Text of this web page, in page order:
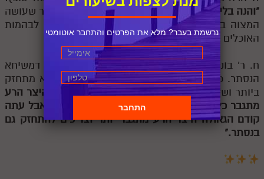
"והנה בלי ידיעת חכמת הקבלה הוא כבהמה
וכו' אחר שעושה
המצוה בלי טעם רק מצות אנשים מלומדה ודמיין לבהמות
האוכלים חציר שאין בו טעם אכילת אדם."
ח. ר' בונם מפשיסחא זצ"ל: "אבל עתה בעקבתא דמשיחא
הנסתר. כמו שאנו רואים נר דולק וקודם שכבה הוא מתחזק
ביותר ושלהבת עולה יותר. כמו כןמקודם לא היה היצר הרע
מתגבר כל כך, והיה די תורה בנגלה לתבלין לנגדו, אבל עתה
קודם הגאולה היצר הרע מתגבר יותר וצריכים להתחזק גם
בנסתר."
נרשמת בעבר? מלא את הפרטים והתחבר אוטומטי